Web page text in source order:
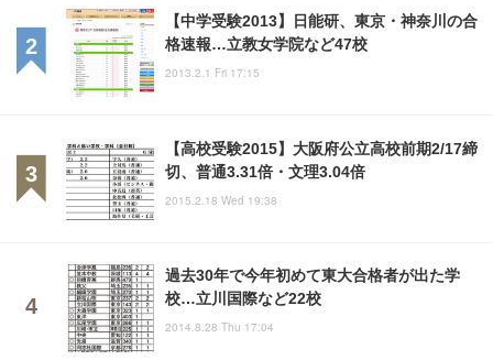
【中学受験2013】日能研、東京・神奈川の合
格速報…立教女学院など47校
2013.2.1 Fri 17:15
【高校受験2015】大阪府公立高校前期2/17締
切、普通3.31倍・文理3.04倍
2015.2.18 Wed 19:38
過去30年で今年初めて東大合格者が出た学
校…立川国際など22校
2014.8.28 Thu 17:04